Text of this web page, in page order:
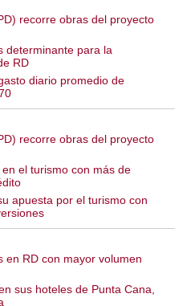
recorre obras del proyecto
determinante para la
RD
diario promedio de
recorre obras del proyecto
el turismo con más de
apuesta por el turismo con
en RD con mayor volumen
sus hoteles de Punta Cana,